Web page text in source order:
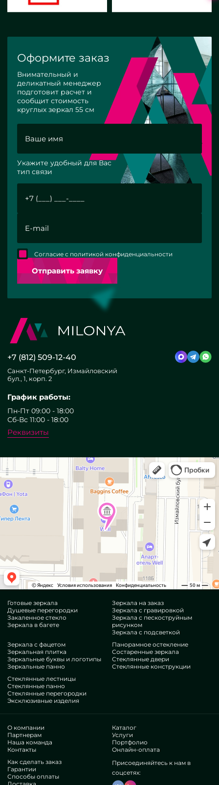
Оформите заказ
Внимательный и
деликатный менеджер
подготовит расчет и
сообщит стоимость
круглых зеркал 55 см
Укажите удобный для Вас
тип связи
Отправить заявку
Согласие с политикой конфиденциальности
+7 (812) 509-12-40
Санкт-Петербург, Измайловский
бул., 1, корп. 2
График работы:
Пн-Пт 09:00 - 18:00
Сб-Вс 11:00 - 18:00
Реквизиты
Готовые зеркала
Душевые перегородки
Закаленное стекло
Зеркала в багете
Зеркала на заказ
Зеркала с гравировкой
Зеркала с пескоструйным
рисунком
Зеркала с подсветкой
Зеркала с фацетом
Зеркальная плитка
Зеркальные буквы и логотипы
Зеркальные панно
Панорамное остекление
Состаренные зеркала
Стеклянные двери
Стеклянные конструкции
Стеклянные лестницы
Стеклянные панно
Стеклянные перегородки
Эксклюзивные изделия
О компании
Партнерам
Наша команда
Контакты
Каталог
Услуги
Портфолио
Онлайн-оплата
Как сделать заказ
Гарантии
Способы оплаты
Присоединяйтесь к нам в
соцсетях: